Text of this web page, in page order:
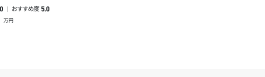
おすすめ度 5.0
万円